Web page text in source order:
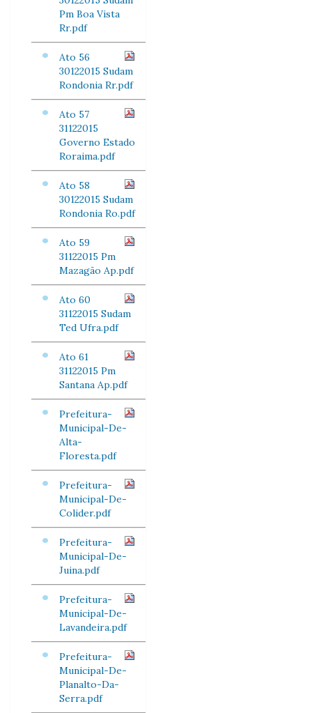
Pm Boa Vista
Rr.pdf
Ato 56
30122015 Sudam
Rondonia Rr.pdf
Ato 57
31122015
Governo Estado
Roraima.pdf
Ato 58
30122015 Sudam
Rondonia Ro.pdf
Ato 59
31122015 Pm
Mazagão Ap.pdf
Ato 60
31122015 Sudam
Ted Ufra.pdf
Ato 61
31122015 Pm
Santana Ap.pdf
Prefeitura-
Municipal-De-
Alta-
Floresta.pdf
Prefeitura-
Municipal-De-
Colider.pdf
Prefeitura-
Municipal-De-
Juina.pdf
Prefeitura-
Municipal-De-
Lavandeira.pdf
Prefeitura-
Municipal-De-
Planalto-Da-
Serra.pdf